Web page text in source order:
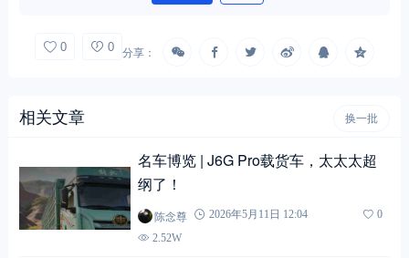
0 0 分享：
相关文章 换一批
名车博览 | J6G Pro载货车，太太太超
纲了！
陈念尊 2026年5月11日 12:04
0
2.52W